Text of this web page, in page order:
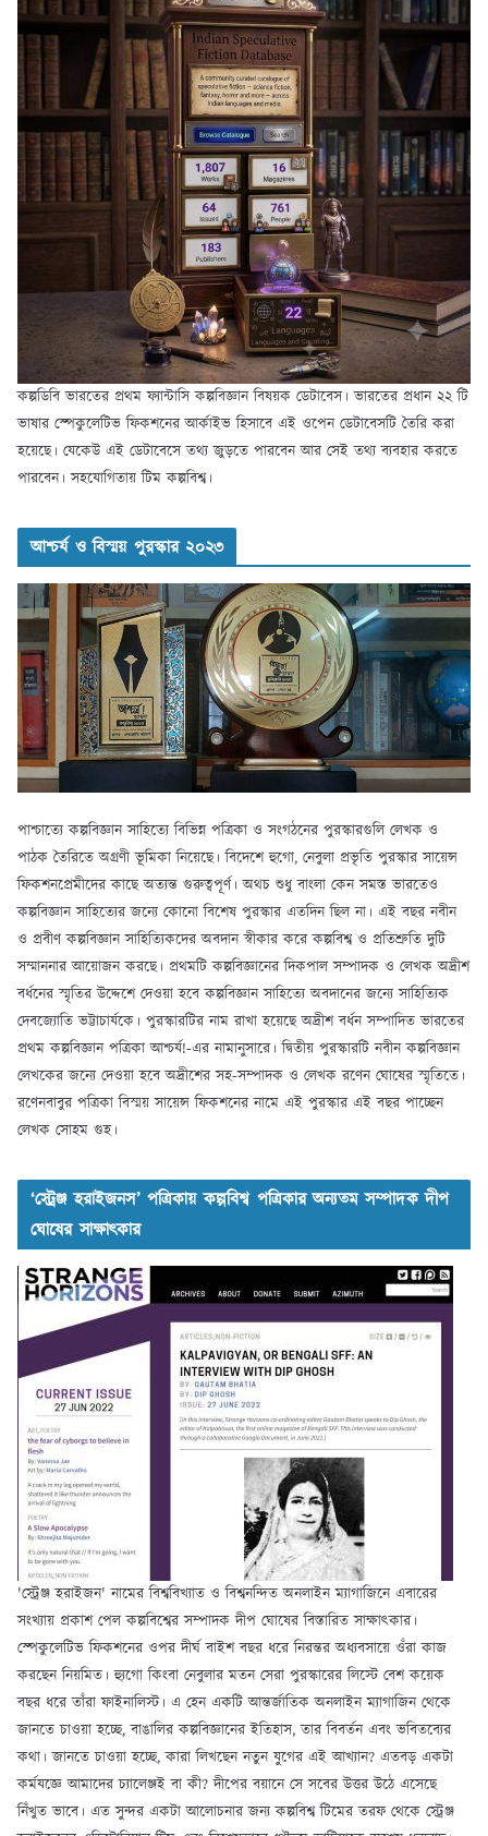
কল্পডিবি ভারতের প্রথম ফ্যান্টাসি কল্পবিজ্ঞান বিষয়ক ডেটাবেস। ভারতের প্রধান ২২ টি
ভাষার স্পেকুলেটিভ ফিকশনের আর্কাইভ হিসাবে এই ওপেন ডেটাবেসটি তৈরি করা
হয়েছে। যেকেউ এই ডেটাবেসে তথ্য জুড়তে পারবেন আর সেই তথ্য ব্যবহার করতে
পারবেন। সহযোগিতায় টিম কল্পবিশ্ব।
আশ্চর্য ও বিস্ময় পুরস্কার ২০২৩
পাশ্চাত্যে কল্পবিজ্ঞান সাহিত্যে বিভিন্ন পত্রিকা ও সংগঠনের পুরস্কারগুলি লেখক ও
পাঠক তৈরিতে অগ্রণী ভূমিকা নিয়েছে। বিদেশে হুগো, নেবুলা প্রভৃতি পুরস্কার সায়েন্স
ফিকশনপ্রেমীদের কাছে অত্যন্ত গুরুত্বপূর্ণ। অথচ শুধু বাংলা কেন সমস্ত ভারতেও
কল্পবিজ্ঞান সাহিত্যের জন্যে কোনো বিশেষ পুরস্কার এতদিন ছিল না। এই বছর নবীন
ও প্রবীণ কল্পবিজ্ঞান সাহিত্যিকদের অবদান স্বীকার করে কল্পবিশ্ব ও প্রতিশ্রুতি দুটি
সম্মাননার আয়োজন করছে। প্রথমটি কল্পবিজ্ঞানের দিকপাল সম্পাদক ও লেখক অদ্রীশ
বর্ধনের স্মৃতির উদ্দেশে দেওয়া হবে কল্পবিজ্ঞান সাহিত্যে অবদানের জন্যে সাহিত্যিক
দেবজ্যোতি ভট্টাচার্যকে। পুরস্কারটির নাম রাখা হয়েছে অদ্রীশ বর্ধন সম্পাদিত ভারতের
প্রথম কল্পবিজ্ঞান পত্রিকা আশ্চর্য!-এর নামানুসারে। দ্বিতীয় পুরস্কারটি নবীন কল্পবিজ্ঞান
লেখকের জন্যে দেওয়া হবে অদ্রীশের সহ-সম্পাদক ও লেখক রণেন ঘোষের স্মৃতিতে।
রণেনবাবুর পত্রিকা বিস্ময় সায়েন্স ফিকশনের নামে এই পুরস্কার এই বছর পাচ্ছেন
লেখক সোহম গুহ।
‘স্ট্রেঞ্জ হরাইজনস’ পত্রিকায় কল্পবিশ্ব পত্রিকার অন্যতম সম্পাদক দীপ
ঘোষের সাক্ষাৎকার
'স্ট্রেঞ্জ হরাইজন' নামের বিশ্ববিখ্যাত ও বিশ্বনন্দিত অনলাইন ম্যাগাজিনে এবারের
সংখ্যায় প্রকাশ পেল কল্পবিশ্বের সম্পাদক দীপ ঘোষের বিস্তারিত সাক্ষাৎকার।
স্পেকুলেটিভ ফিকশনের ওপর দীর্ঘ বাইশ বছর ধরে নিরন্তর অধ্যবসায়ে ওঁরা কাজ
করছেন নিয়মিত। হ্যুগো কিংবা নেবুলার মতন সেরা পুরস্কারের লিস্টে বেশ কয়েক
বছর ধরে তাঁরা ফাইনালিস্ট। এ হেন একটি আন্তর্জাতিক অনলাইন ম্যাগাজিন থেকে
জানতে চাওয়া হচ্ছে, বাঙালির কল্পবিজ্ঞানের ইতিহাস, তার বিবর্তন এবং ভবিতব্যের
কথা। জানতে চাওয়া হচ্ছে, কারা লিখছেন নতুন যুগের এই আখ্যান? এতবড় একটা
কর্মযজ্ঞে আমাদের চ্যালেঞ্জই বা কী? দীপের বয়ানে সে সবের উত্তর উঠে এসেছে
নিঁখুত ভাবে। এত সুন্দর একটা আলোচনার জন্য কল্পবিশ্ব টিমের তরফ থেকে স্ট্রেঞ্জ